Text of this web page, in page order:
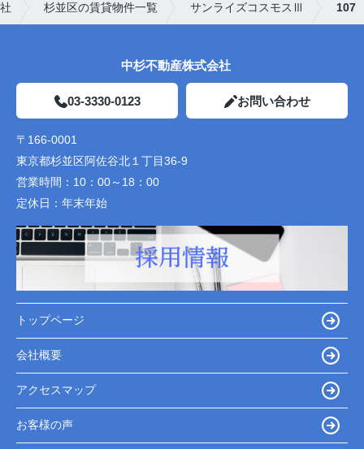
杉並区の賃貸物件一覧 サンライズコスモスⅢ 107
中杉不動産株式会社
03-3330-0123 お問い合わせ
〒166-0001
東京都杉並区阿佐谷北１丁目36-9
営業時間： 10：00～18：00
定休日： 年末年始
トップページ
会社概要
アクセスマップ
お客様の声